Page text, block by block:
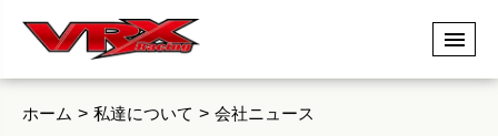
ホーム 私達について 会社ニュース